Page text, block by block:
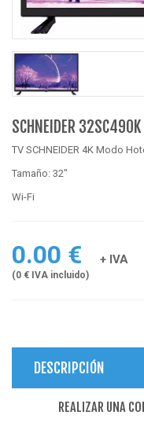
SCHNEIDER 32SC490K
TV SCHNEIDER 4K Modo
Tamaño: 32"
Wi-Fi
0.00 € + IVA
(0 € IVA incluido)
DESCRIPCIÓN
REALIZAR UNA